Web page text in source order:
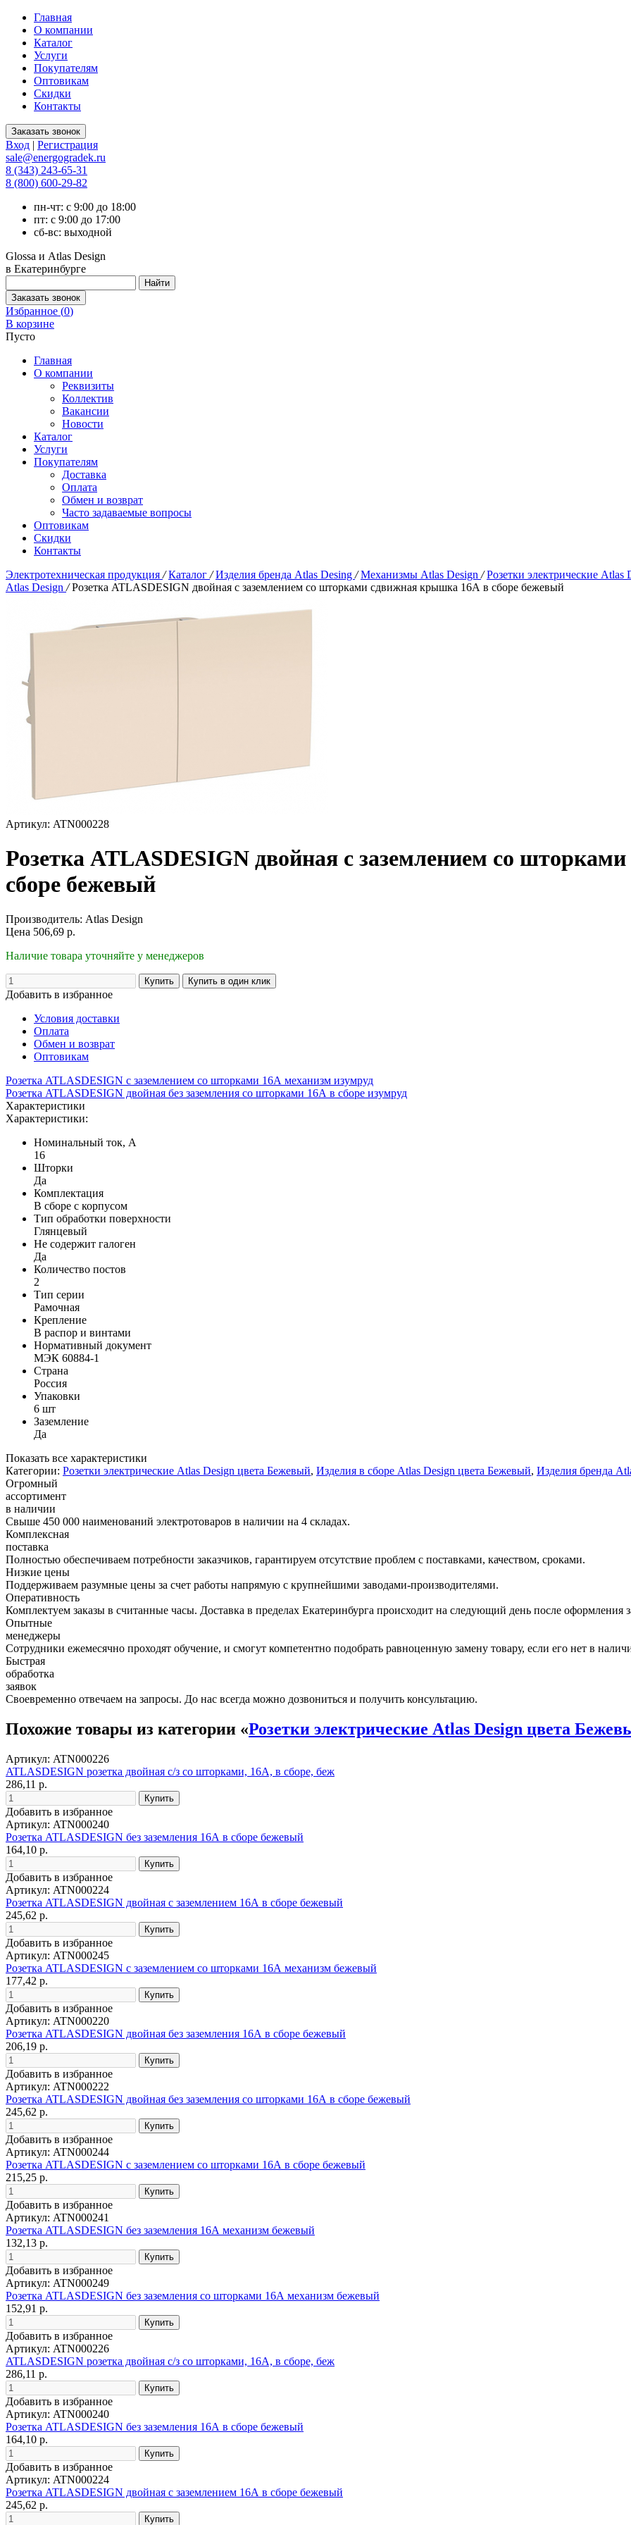
Главная
О компании
Каталог
Услуги
Покупателям
Оптовикам
Скидки
Контакты
Вход | Регистрация
sale@energogradek.ru
8 (343) 243-65-31
8 (800) 600-29-82
пн-чт: с 9:00 до 18:00
пт: с 9:00 до 17:00
сб-вс: выходной
Glossa и Atlas Design
в Екатеринбурге
Избранное (0)
В корзине
Пусто
Главная
О компании
Реквизиты
Коллектив
Вакансии
Новости
Каталог
Услуги
Покупателям
Доставка
Оплата
Обмен и возврат
Часто задаваемые вопросы
Оптовикам
Скидки
Контакты
Электротехническая продукция / Каталог / Изделия бренда Atlas Desing / Механизмы Atlas Design / Розетки электрические Atlas
Atlas Design / Розетка ATLASDESIGN двойная с заземлением со шторками сдвижная крышка 16А в сборе бежевый
Артикул: ATN000228
Розетка ATLASDESIGN двойная с заземлением со
сборе бежевый
Производитель: Atlas Design
Цена 506,69 р.
Наличие товара уточняйте у менеджеров
Добавить в избранное
Условия доставки
Оплата
Обмен и возврат
Оптовикам
Розетка ATLASDESIGN с заземлением со шторками 16А механизм изумруд
Розетка ATLASDESIGN двойная без заземления со шторками 16А в сборе изумруд
Характеристики
Характеристики:
Номинальный ток, А
16
Шторки
Да
Комплектация
В сборе с корпусом
Тип обработки поверхности
Глянцевый
Не содержит галоген
Да
Количество постов
2
Тип серии
Рамочная
Крепление
В распор и винтами
Нормативный документ
МЭК 60884-1
Страна
Россия
Упаковки
6 шт
Заземление
Да
Показать все характеристики
Категории: Розетки электрические Atlas Design цвета Бежевый, Изделия в сборе Atlas Design цвета Бежевый, Изделия бренда
Огромный
ассортимент
в наличии
Свыше 450 000 наименований электротоваров в наличии на 4 складах.
Комплексная
поставка
Полностью обеспечиваем потребности заказчиков, гарантируем отсутствие проблем с поставками, качеством, сроками.
Низкие цены
Поддерживаем разумные цены за счет работы напрямую с крупнейшими заводами-производителями.
Оперативность
Комплектуем заказы в считанные часы. Доставка в пределах Екатеринбурга происходит на следующий день после оформления
Опытные
менеджеры
Сотрудники ежемесячно проходят обучение, и смогут компетентно подобрать равноценную замену товару, если его нет в
Быстрая
обработка
заявок
Своевременно отвечаем на запросы. До нас всегда можно дозвониться и получить консультацию.
Похожие товары из категории «Розетки электрические Atlas Design цвета
Артикул: ATN000226
ATLASDESIGN розетка двойная с/з со шторками, 16А, в сборе, беж
286,11 р.
Добавить в избранное
Артикул: ATN000240
Розетка ATLASDESIGN без заземления 16А в сборе бежевый
164,10 р.
Добавить в избранное
Артикул: ATN000224
Розетка ATLASDESIGN двойная с заземлением 16А в сборе бежевый
245,62 р.
Добавить в избранное
Артикул: ATN000245
Розетка ATLASDESIGN с заземлением со шторками 16А механизм бежевый
177,42 р.
Добавить в избранное
Артикул: ATN000220
Розетка ATLASDESIGN двойная без заземления 16А в сборе бежевый
206,19 р.
Добавить в избранное
Артикул: ATN000222
Розетка ATLASDESIGN двойная без заземления со шторками 16А в сборе бежевый
245,62 р.
Добавить в избранное
Артикул: ATN000244
Розетка ATLASDESIGN с заземлением со шторками 16А в сборе бежевый
215,25 р.
Добавить в избранное
Артикул: ATN000241
Розетка ATLASDESIGN без заземления 16А механизм бежевый
132,13 р.
Добавить в избранное
Артикул: ATN000249
Розетка ATLASDESIGN без заземления со шторками 16А механизм бежевый
152,91 р.
Добавить в избранное
Артикул: ATN000226
ATLASDESIGN розетка двойная с/з со шторками, 16А, в сборе, беж
286,11 р.
Добавить в избранное
Артикул: ATN000240
Розетка ATLASDESIGN без заземления 16А в сборе бежевый
164,10 р.
Добавить в избранное
Артикул: ATN000224
Розетка ATLASDESIGN двойная с заземлением 16А в сборе бежевый
245,62 р.